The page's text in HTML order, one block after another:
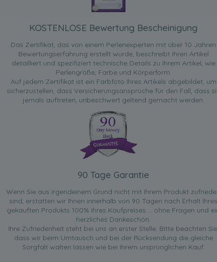
KOSTENLOSE Bewertung Bescheinigung
Das Zertifikat, das von einem Perlenexperten mit über 10 Jahren
Bewertungserfahrung erstellt wurde, beschreibt Ihren Artikel
detailliert und spezifiziert technische Details zu Ihrem Artikel, wie
Perlengröße, Farbe und Körperform.
Auf jedem Zertifikat ist ein Farbfoto Ihres Artikels abgebildet, um
sicherzustellen, dass Versicherungsansprüche für den Fall, dass
jemals auftreten, unbeschwert geltend gemacht werden.
90 Tage Garantie
Wenn Sie aus irgendeinem Grund nicht mit Ihrem Produkt
sind, erstatten wir Ihnen innerhalb von 90 Tagen nach Erhalt Ihres
gekauften Produkts 100% Ihres Kaufpreises ... ohne Fragen und
herzliches Dankeschön.
Ihre Zufriedenheit steht bei uns an erster Stelle. Bitte beachten
dass wir beim Umtausch und bei der Rücksendung die gleiche
Sorgfalt walten lassen wie bei Ihrem ursprünglichen Kauf.